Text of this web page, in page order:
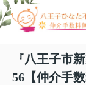
『八王子市
56【仲介手